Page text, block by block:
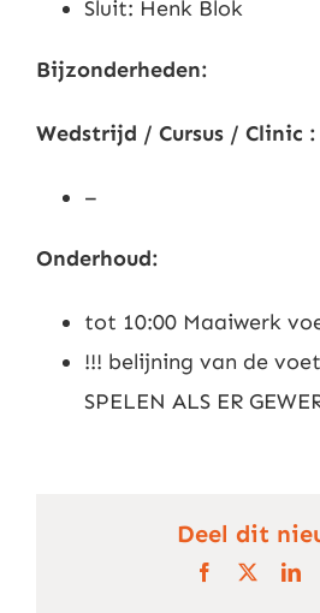
Sluit: Henk Blok
Bijzonderheden:
Wedstrijd / Cursus / Clinic :
–
Onderhoud:
tot 10:00 Maaiwerk
!!! belijning van de
SPELEN ALS ER
Deel dit
Facebook